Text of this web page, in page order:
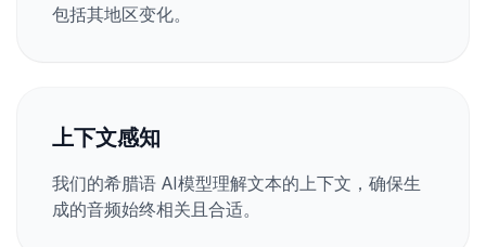
包括其地区变化。
上下文感知
我们的希腊语 AI模型理解文本的上下文，确保生
成的音频始终相关且合适。